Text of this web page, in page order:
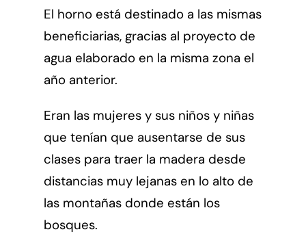
El horno está destinado a las mismas
beneficiarias, gracias al proyecto de
agua elaborado en la misma zona el
año anterior.
Eran las mujeres y sus niños y niñas
que tenían que ausentarse de sus
clases para traer la madera desde
distancias muy lejanas en lo alto de
las montañas donde están los
bosques.